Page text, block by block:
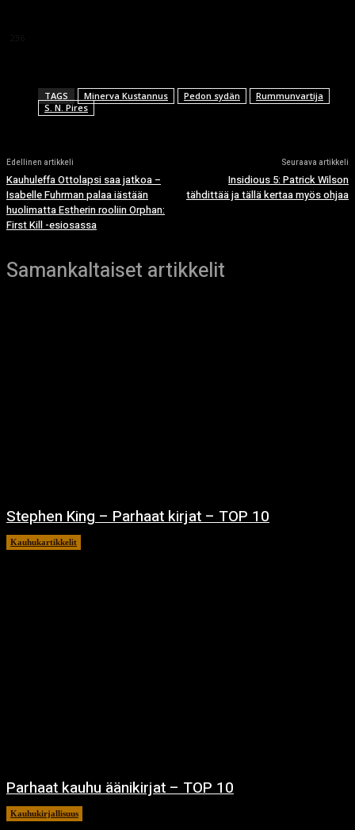
TAGS Minerva Kustannus Pedon sydän
Rummunvartija
S. N. Pires
Edellinen artikkeli
Kauhuleffa Ottolapsi saa jatkoa –
Isabelle Fuhrman palaa iästään
huolimatta Estherin rooliin Orphan:
First Kill -esiosassa
Seuraava artikkeli
Insidious 5: Patrick Wilson
tähdittää ja tällä kertaa myös ohjaa
Samankaltaiset artikkelit
Stephen King – Parhaat kirjat – TOP 10
Kauhukartikkelit
Parhaat kauhu äänikirjat – TOP 10
Kauhukirjallisuus